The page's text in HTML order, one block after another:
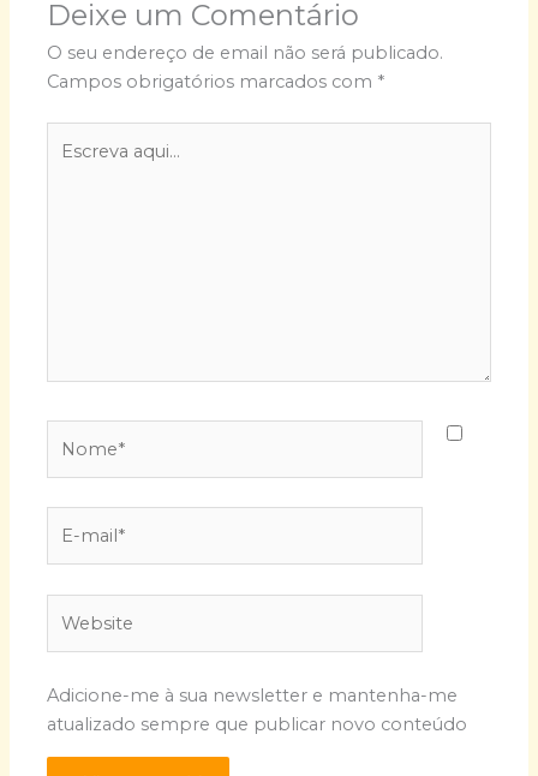
Deixe um Comentário
O seu endereço de email não será publicado.
Campos obrigatórios marcados com *
aqui...
mail*
Adicione-me à sua newsletter e mantenha-me
atualizado sempre que publicar novo conteúdo